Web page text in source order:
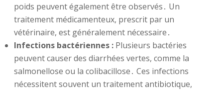
poids peuvent également être observés․ Un
traitement médicamenteux, prescrit par un
vétérinaire, est généralement nécessaire․
Infections bactériennes : Plusieurs bactéries
peuvent causer des diarrhées vertes, comme la
salmonellose ou la colibacillose․ Ces infections
nécessitent souvent un traitement antibiotique,